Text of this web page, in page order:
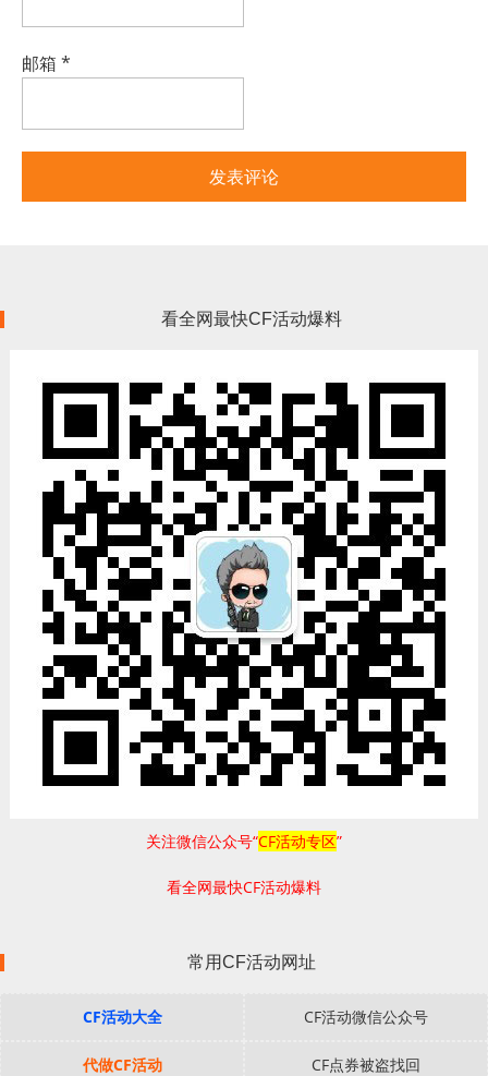
邮箱 *
看全网最快CF活动爆料
关注微信公众号“CF活动专区”
看全网最快CF活动爆料
常用CF活动网址
CF活动大全 CF活动微信公众号
代做CF活动 CF点券被盗找回